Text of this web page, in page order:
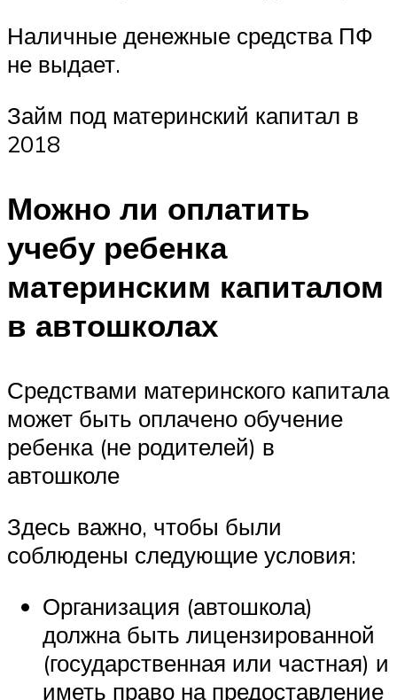
Наличные денежные средства ПФ
не выдает.
Займ под материнский капитал в
2018
Можно ли оплатить
учебу ребенка
материнским капиталом
в автошколах
Средствами материнского капитала
может быть оплачено обучение
ребенка (не родителей) в
автошколе
Здесь важно, чтобы были
соблюдены следующие условия:
Организация (автошкола)
должна быть лицензированной
(государственная или частная) и
иметь право на предоставление